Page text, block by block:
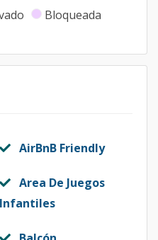
Bloqueada
AirBnB Friendly
Area De Juegos
Infantiles